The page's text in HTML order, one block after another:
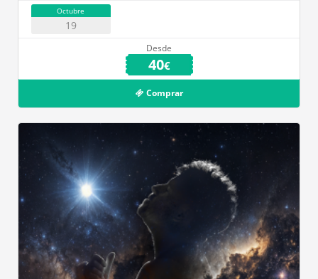
Octubre
19
Desde
40€
Comprar